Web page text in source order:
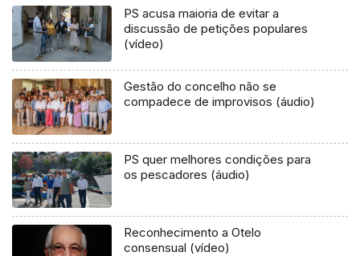
PS acusa maioria de evitar a
discussão de petições populares
(vídeo)
Gestão do concelho não se
compadece de improvisos (áudio)
PS quer melhores condições para
os pescadores (áudio)
Reconhecimento a Otelo
consensual (vídeo)